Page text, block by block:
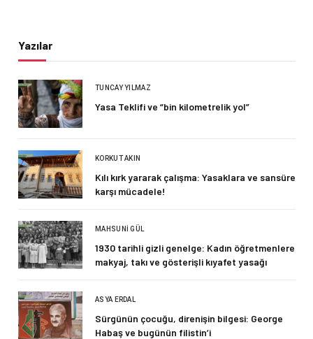
Yazılar
TUNCAY YILMAZ
Yasa Teklifi ve “bin kilometrelik yol”
KORKUT AKIN
Kılı kırk yararak çalışma: Yasaklara ve sansüre
karşı mücadele!
MAHSUNI GÜL
1930 tarihli gizli genelge: Kadın öğretmenlere
makyaj, takı ve gösterişli kıyafet yasağı
ASYA ERDAL
Sürgünün çocuğu, direnişin bilgesi: George
Habaş ve bugünün filistin’i